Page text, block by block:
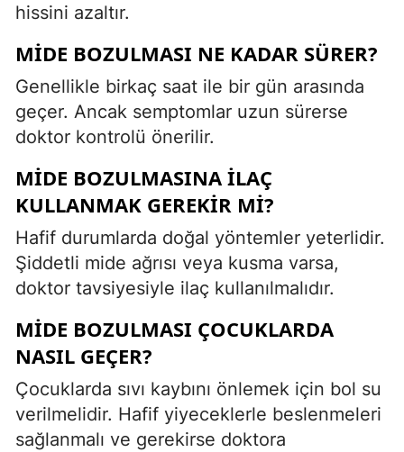
hissini azaltır.
MIDE BOZULMASI NE KADAR SÜRER?
Genellikle birkaç saat ile bir gün arasında
geçer. Ancak semptomlar uzun sürerse
doktor kontrolü önerilir.
MIDE BOZULMASINA ILAÇ
KULLANMAK GEREKIR MI?
Hafif durumlarda doğal yöntemler yeterlidir.
Şiddetli mide ağrısı veya kusma varsa,
doktor tavsiyesiyle ilaç kullanılmalıdır.
MIDE BOZULMASI ÇOCUKLARDA
NASIL GEÇER?
Çocuklarda sıvı kaybını önlemek için bol su
verilmelidir. Hafif yiyeceklerle beslenmeleri
sağlanmalı ve gerekirse doktora